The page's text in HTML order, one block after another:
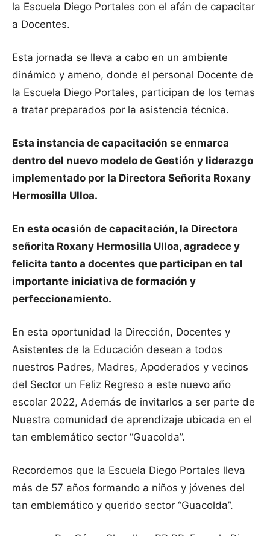
la Escuela Diego Portales con el afán de capacitar
a Docentes.
Esta jornada se lleva a cabo en un ambiente
dinámico y ameno, donde el personal Docente de
la Escuela Diego Portales, participan de los temas
a tratar preparados por la asistencia técnica.
Esta instancia de capacitación se enmarca
dentro del nuevo modelo de Gestión y liderazgo
implementado por la Directora Señorita Roxany
Hermosilla Ulloa.
En esta ocasión de capacitación, la Directora
señorita Roxany Hermosilla Ulloa, agradece y
felicita tanto a docentes que participan en tal
importante iniciativa de formación y
perfeccionamiento.
En esta oportunidad la Dirección, Docentes y
Asistentes de la Educación desean a todos
nuestros Padres, Madres, Apoderados y vecinos
del Sector un Feliz Regreso a este nuevo año
escolar 2022, Además de invitarlos a ser parte de
Nuestra comunidad de aprendizaje ubicada en el
tan emblemático sector “Guacolda”.
Recordemos que la Escuela Diego Portales lleva
más de 57 años formando a niños y jóvenes del
tan emblemático y querido sector “Guacolda”.